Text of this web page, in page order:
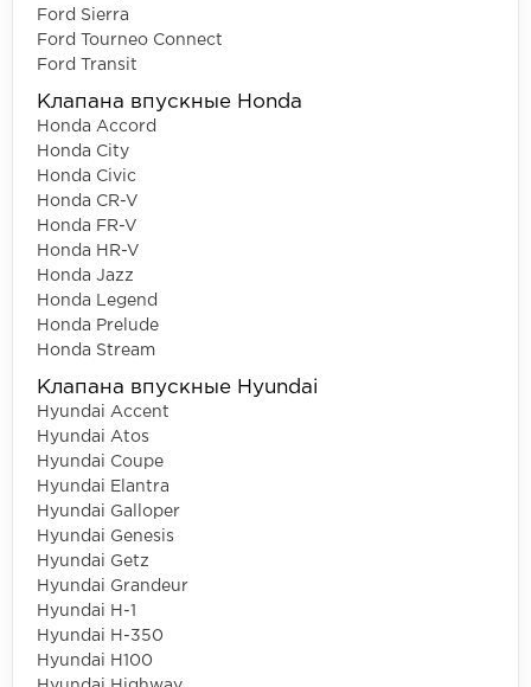
Ford Sierra
Ford Tourneo Connect
Ford Transit
Клапана впускные Honda
Honda Accord
Honda City
Honda Civic
Honda CR-V
Honda FR-V
Honda HR-V
Honda Jazz
Honda Legend
Honda Prelude
Honda Stream
Клапана впускные Hyundai
Hyundai Accent
Hyundai Atos
Hyundai Coupe
Hyundai Elantra
Hyundai Galloper
Hyundai Genesis
Hyundai Getz
Hyundai Grandeur
Hyundai H-1
Hyundai H-350
Hyundai H100